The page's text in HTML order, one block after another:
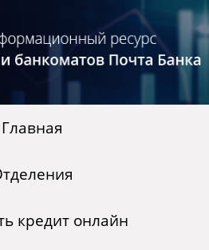
Главная
кредит онлайн